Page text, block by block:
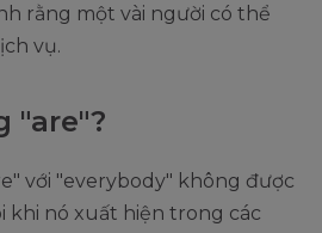
rằng một vài người có thể
vụ.
"are"?
với "everybody" không được
khi nó xuất hiện trong các